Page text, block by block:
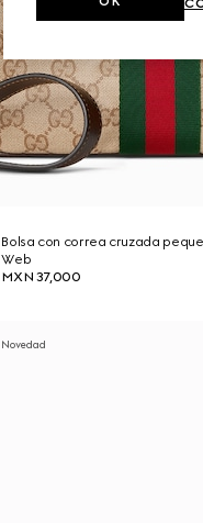
Bolsa con correa cruzada
Web
MXN 37,000
Novedad